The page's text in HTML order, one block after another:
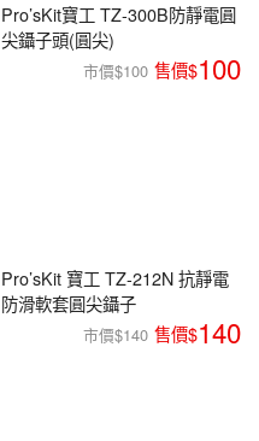
Pro’sKit寶工 TZ-300B防靜電圓
尖鑷子頭(圓尖)
市價$100 100
Pro’sKit 寶工 TZ-212N 抗靜電
防滑軟套圓尖鑷子
市價$140 140